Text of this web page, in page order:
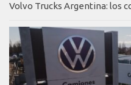
Volvo Trucks Argentina: los